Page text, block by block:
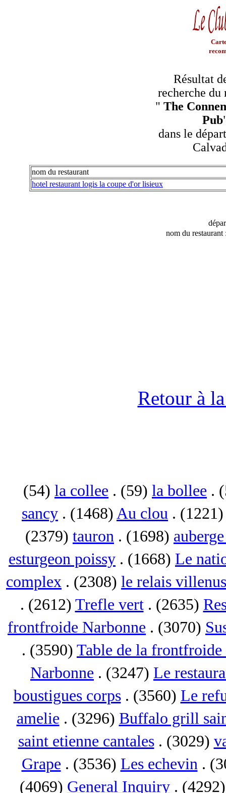
Résultat
recherche du
" The
Pub
dans le
nom du restaurant
hotel restaurant logis la coupe d'or lisieux
nom du
Retour à
(54) la collee . (59) la bollee .
sancy . (1468) Au clou .
(2379) tauron . (1698)
esturgeon poissy . (1668) Le
complex . (2308) le relais villenus
. (2612) Trefle vert. (2635)
frontfroide Narbonne . (3070)
. (3590) Table de la frontfroide
Narbonne . (3247) Le
boustigues corps. (3560) Le
amelie . (3296) Buffalo grill
saint etienne cantales. (3029)
Grape . (3536) Les echevin.
(4069) General Inquiry .